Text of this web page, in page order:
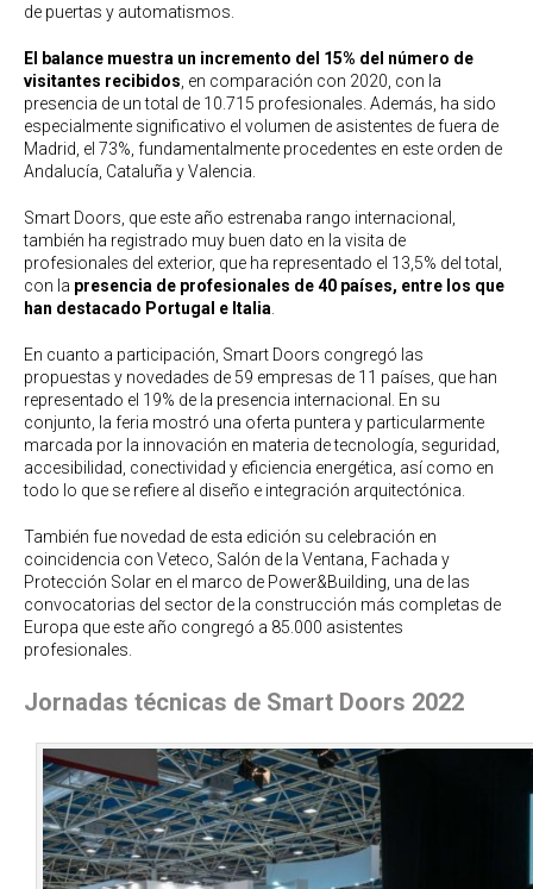
de puertas y automatismos.
El balance muestra un incremento del 15% del número de
visitantes recibidos , en comparación con 2020, con la
presencia de un total de 10.715 profesionales. Además, ha sido
especialmente significativo el volumen de asistentes de fuera de
Madrid, el 73%, fundamentalmente procedentes en este orden de
Andalucía, Cataluña y Valencia.
Smart Doors, que este año estrenaba rango internacional,
también ha registrado muy buen dato en la visita de
profesionales del exterior, que ha representado el 13,5% del total,
con la presencia de profesionales de 40 países, entre los que
han destacado Portugal e Italia
En cuanto a participación, Smart Doors congregó las
propuestas y novedades de 59 empresas de 11 países, que han
representado el 19% de la presencia internacional. En su
conjunto, la feria mostró una oferta puntera y particularmente
marcada por la innovación en materia de tecnología, seguridad,
accesibilidad, conectividad y eficiencia energética, así como en
todo lo que se refiere al diseño e integración arquitectónica.
También fue novedad de esta edición su celebración en
coincidencia con Veteco, Salón de la Ventana, Fachada y
Protección Solar en el marco de Power&Building, una de las
convocatorias del sector de la construcción más completas de
Europa que este año congregó a 85.000 asistentes
profesionales.
Jornadas técnicas de Smart Doors 2022